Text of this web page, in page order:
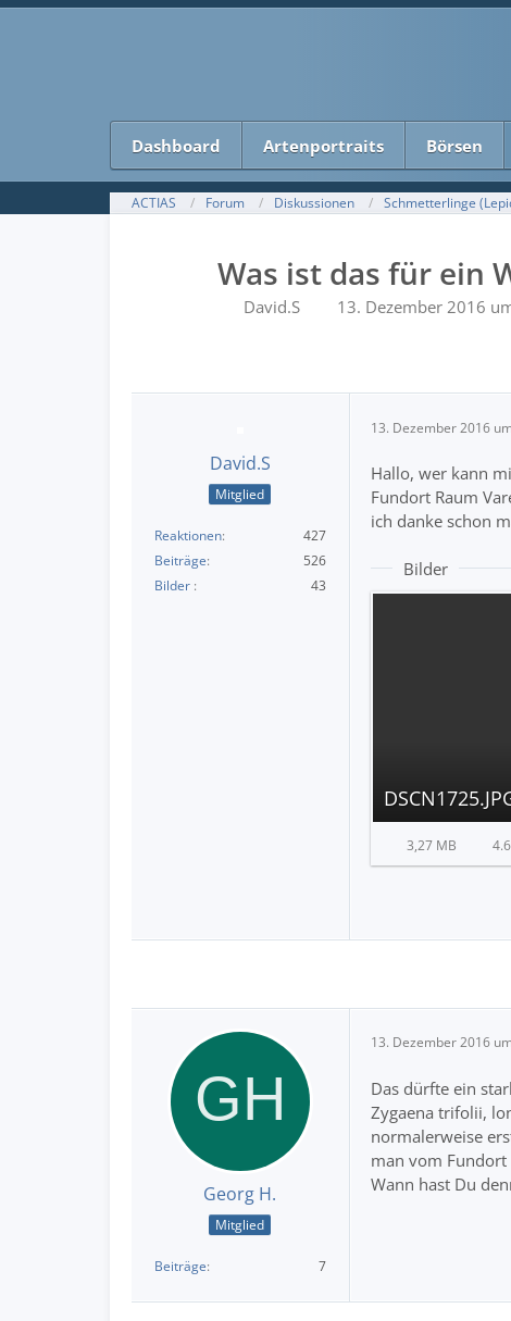
Dashboard Artenportraits Börsen
ACTIAS Forum Diskussionen Schmetterlinge
Was ist das für ein
David.S 13. Dezember 2016
David.S
Mitglied
Reaktionen
427
Beiträge
526
Bilder
43
13. Dezember 2016
Hallo, wer kann
Fundort Raum
ich danke schon
Bilder
3,27 MB
Georg H.
Mitglied
Beiträge 7
13. Dezember 2016
Das dürfte ein
Zygaena trifolii,
normalerweise
man vom Fundort
Wann hast Du